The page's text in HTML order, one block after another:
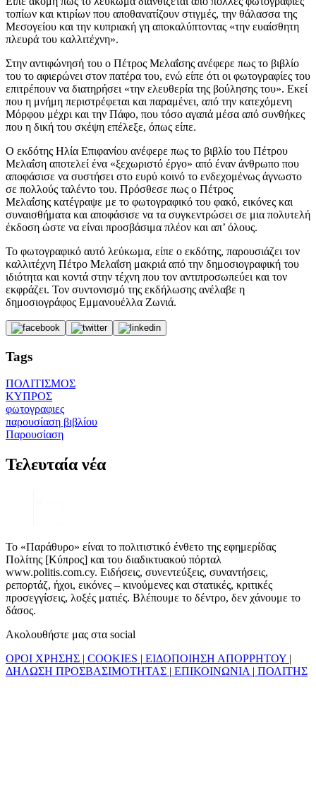
τοπίων και κτιρίων που αποθανατίζουν στιγμές, την θάλασσα της
Μεσογείου και την κυπριακή γη αποκαλύπτοντας «την ευαίσθητη
πλευρά του καλλιτέχνη».
Στην αντιφώνησή του ο Πέτρος Μελαΐσης ανέφερε πως το βιβλίο
του το αφιερώνει στον πατέρα του, ενώ είπε ότι οι φωτογραφίες του
επιτρέπουν να διατηρήσει «την ελευθερία της βούλησης του». Εκεί
που η μνήμη περιστρέφεται και παραμένει, από την κατεχόμενη
Μόρφου μέχρι και την Πάφο, που τόσο αγαπά μέσα από συνθήκες
που η δική του σκέψη επέλεξε, όπως είπε.
Ο εκδότης Ηλία Επιφανίου ανέφερε πως το βιβλίο του Πέτρου
Μελαΐση αποτελεί ένα «ξεχωριστό έργο» από έναν άνθρωπο που
αποφάσισε να συστήσει στο ευρύ κοινό το ενδεχομένως άγνωστο
σε πολλούς ταλέντο του. Πρόσθεσε πως ο Πέτρος
Μελαΐσης κατέγραψε με το φωτογραφικό του φακό, εικόνες και
συναισθήματα και αποφάσισε να τα συγκεντρώσει σε μια πολυτελή
έκδοση ώστε να είναι προσβάσιμα πλέον και απ’ όλους.
Το φωτογραφικό αυτό λεύκωμα, είπε ο εκδότης, παρουσιάζει τον
καλλιτέχνη Πέτρο Μελαΐση μακριά από την δημοσιογραφική του
ιδιότητα και κοντά στην τέχνη που τον αντιπροσωπεύει και τον
εκφράζει. Τον συντονισμό της εκδήλωσης ανέλαβε η
δημοσιογράφος Εμμανουέλλα Ζωνιά.
Tags
ΠΟΛΙΤΙΣΜΟΣ
ΚΥΠΡΟΣ
φωτογραφιες
παρουσίαση βιβλίου
Παρουσίαση
Τελευταία νέα
Το «Παράθυρο» είναι το πολιτιστικό ένθετο της εφημερίδας
Πολίτης [Κύπρος] και του διαδικτυακού πόρταλ
www.politis.com.cy. Ειδήσεις, συνεντεύξεις, συναντήσεις,
ρεπορτάζ, ήχοι, εικόνες – κινούμενες και στατικές, κριτικές
προσεγγίσεις, λοξές ματιές. Βλέπουμε το δέντρο, δεν χάνουμε το
δάσος.
Ακολουθήστε μας στα social
ΟΡΟΙ ΧΡΗΣΗΣ | COOKIES | ΕΙΔΟΠΟΙΗΣΗ ΑΠΟΡΡΗΤΟΥ |
ΔΗΛΩΣΗ ΠΡΟΣΒΑΣΙΜΟΤΗΤΑΣ | ΕΠΙΚΟΙΝΩΝΙΑ | ΠΟΛΙΤΗΣ